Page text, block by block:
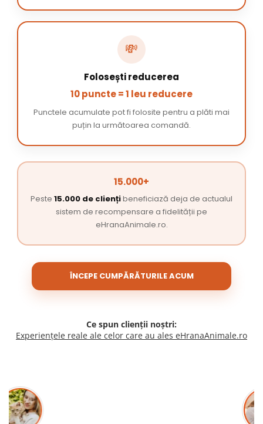
💸
Folosești reducerea
10 puncte = 1 leu reducere
Punctele acumulate pot fi folosite pentru a plăti mai
puțin la următoarea comandă.
15.000+
Peste 15.000 de cliențibeneficiază deja de actualul
sistem de recompensare a fidelității pe
eHranaAnimale.ro.
ÎNCEPE CUMPĂRĂTURILE ACUM
Ce spun clienții noștri:
Experiențele reale ale celor care au ales eHranaAnimale.ro